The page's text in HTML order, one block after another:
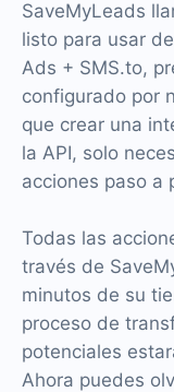
SaveMyLeads
listo para usar
Ads + SMS.to,
configurado por
que crear una
la API, solo
acciones paso a
Todas las
través de
minutos de su
proceso de
potenciales
Ahora puedes